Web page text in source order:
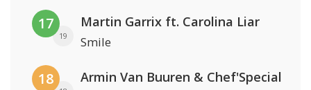
17
19
Martin Garrix ft. Carolina Liar
Smile
18 Armin Van Buuren & Chef'Special